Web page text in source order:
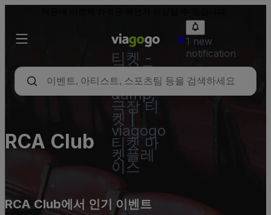
티켓 -
콘서트,
스포츠
&amp;
극장 티
켓 |
viagogo
티켓 마
켓플레
이스
1 new
notification
RCA Club
RCA Club에서 인기 이벤트